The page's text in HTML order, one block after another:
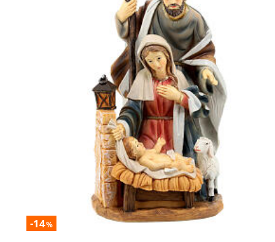
-14%